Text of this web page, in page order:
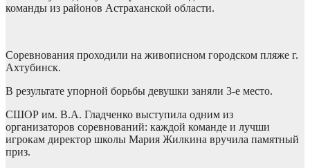
команды из районов Астраханской области.
Соревнования проходили на живописном городском пляже г.
Ахтубинск.
В результате упорной борьбы девушки заняли 3-е место.
СШОР им. В.А. Гладченко выступила одним из
организаторов соревнований: каждой команде и лучши
игрокам директор школы Мария Жилкина вручила памятный
приз.